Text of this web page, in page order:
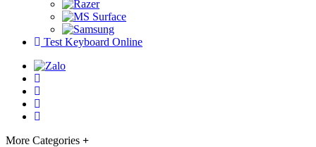
Test Keyboard Online
More Categories